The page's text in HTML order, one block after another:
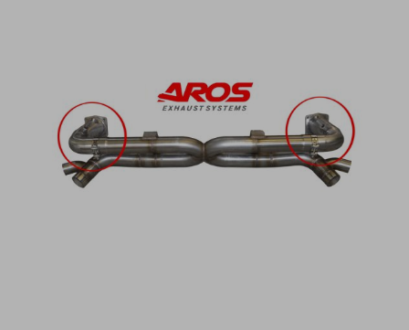
CUSTOMER SERVICE
+39 348 4420254
Lunedì – Venerdì
8.00 – 18.00